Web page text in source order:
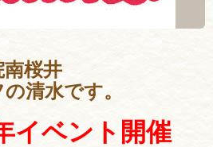
南桜井
清水です。
イベント開催